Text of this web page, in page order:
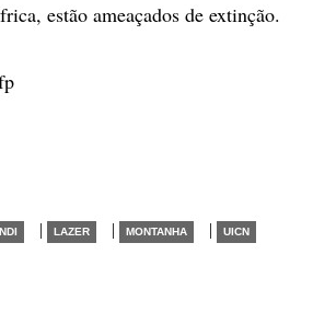
estão ameaçados de extinção.
| LAZER | MONTANHA | UICN